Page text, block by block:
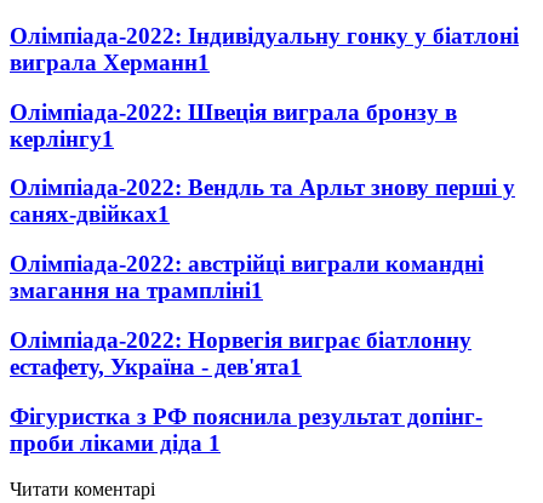
Олімпіада-2022: Індивідуальну гонку у біатлоні
виграла Херманн1
Олімпіада-2022: Швеція виграла бронзу в
керлінгу1
Олімпіада-2022: Вендль та Арльт знову перші у
санях-двійках1
Олімпіада-2022: австрійці виграли командні
змагання на трампліні1
Олімпіада-2022: Норвегія виграє біатлонну
естафету, Україна - дев'ята1
Фігуристка з РФ пояснила результат допінг-
проби ліками діда 1
Читати коментарі